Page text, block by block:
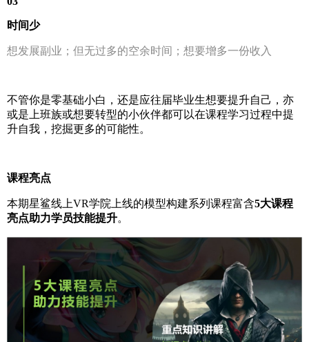
时间少
想发展副业；但无过多的空余时间；想要增多一份收入
不管你是零基础小白，还是应往届毕业生想要提升自己，亦
或是上班族或想要转型的小伙伴都可以在课程学习过程中提
升自我，挖掘更多的可能性。
课程亮点
本期星鲨线上VR学院上线的模型构建系列课程富含5大课程
亮点助力学员技能提升。